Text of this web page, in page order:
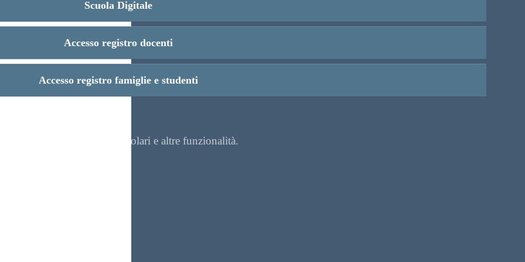
Scuola Digitale
Accesso registro docenti
Accesso registro famiglie e studenti
contenuti, visualizzare circolari e altre funzionalità.